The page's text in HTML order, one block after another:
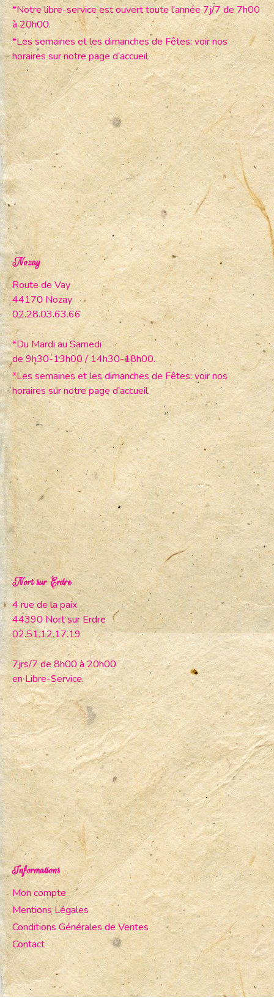
*Notre libre-service est ouvert toute l’année 7j/7 de 7h00
à 20h00.
*Les semaines et les dimanches de Fêtes: voir nos
horaires sur notre page d’accueil.
Nozay
Route de Vay
44170 Nozay
02.28.03.63.66
*Du Mardi au Samedi
de 9h30-13h00 / 14h30-18h00.
*Les semaines et les dimanches de Fêtes: voir nos
horaires sur notre page d’accueil.
Nort sur Erdre
4 rue de la paix
44390 Nort sur Erdre
02.51.12.17.19
7jrs/7 de 8h00 à 20h00
en Libre-Service.
Informations
Mon compte
Mentions Légales
Conditions Générales de Ventes
Contact